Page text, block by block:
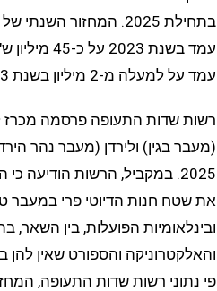
בתחילת 2025. המחזור
עמד בשנת
עמד על למעלה מ-2 מיליון בשנת 2023.
רשות שדות התעופה פרסמה מכרז
(מעבר בגין) ולירדן (מעבר נהר
2025. במקביל, הרשות הודיעה
את שטח חנות הדיוטי פרי במעבר
ובינלאומיות הפועלות, בין
והאלקטרוניקה והספורט שאין להן
פי נתוני רשות שדות התעופה,